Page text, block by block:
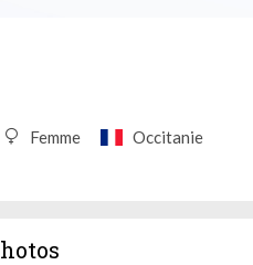
Femme Occitanie